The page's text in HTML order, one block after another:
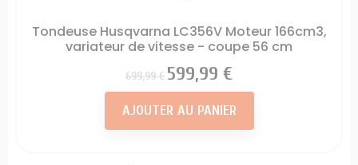
Tondeuse Husqvarna LC356V Moteur 166cm3,
variateur de vitesse - coupe 56 cm
Prix
699,99 € Prix
599,99 €
AJOUTER AU PANIER